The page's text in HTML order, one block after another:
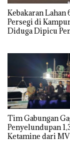
Kebakaran Lahan
Persegi di
Diduga Dipicu
Tim Gabungan Gagalkan
Penyelundupan
Ketamine dari